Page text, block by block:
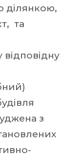
ділянкою,
та
з